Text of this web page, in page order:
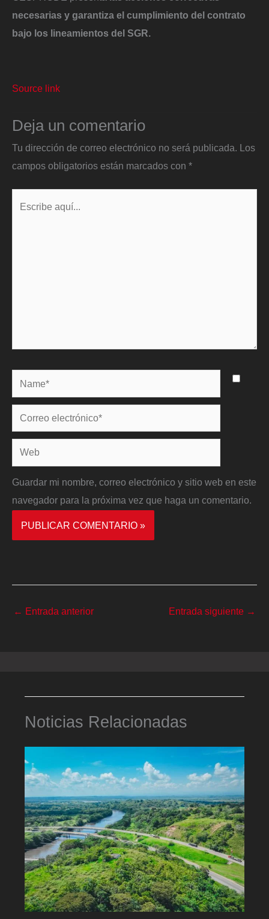
necesarias y garantiza el cumplimiento del contrato
bajo los lineamientos del SGR.
Source link
Deja un comentario
Tu dirección de correo electrónico no será publicada. Los
campos obligatorios están marcados con *
Name*
Correo
electrónico*
Web
Guardar mi nombre, correo electrónico y sitio web en este
navegador para la próxima vez que haga un comentario.
← Entrada anterior Entrada siguiente →
Noticias Relacionadas